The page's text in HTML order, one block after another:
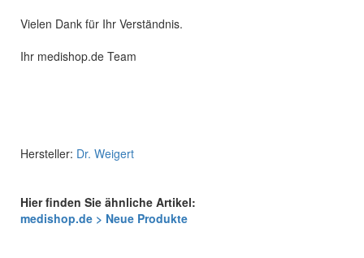
Vielen Dank für Ihr Verständnis.
Ihr medishop.de Team
Hersteller: Dr. Weigert
Hier finden Sie ähnliche Artikel:
medishop.de > Neue Produkte